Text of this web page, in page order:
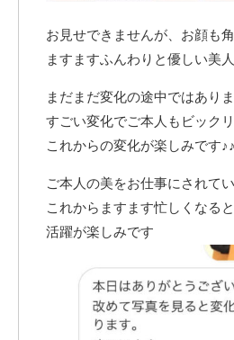
お見せできませんが、お顔も角
ますますふんわりと優しい美
まだまだ変化の途中ではあり
すごい変化でご本人もビック
これからの変化が楽しみです♪♪
ご本人の美をお仕事にされてい
これからますます忙しくなる
活躍が楽しみです